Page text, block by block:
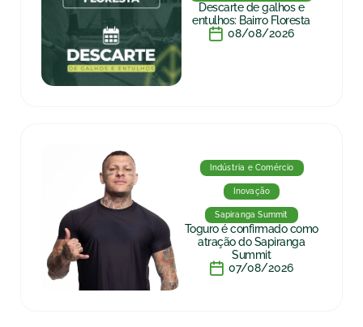
Descarte de galhos e
entulhos: Bairro Floresta
08/08/2026
Indústria e Comércio
Inovação
Sapiranga Summit
Toguro é confirmado como
atração do Sapiranga
Summit
07/08/2026